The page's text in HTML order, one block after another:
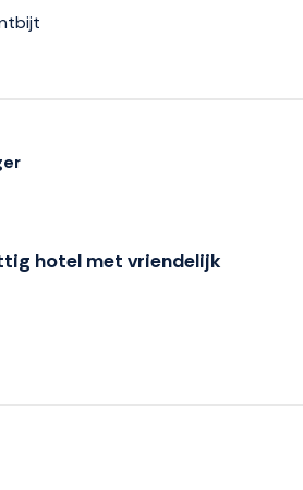
hotel met vriendelijk